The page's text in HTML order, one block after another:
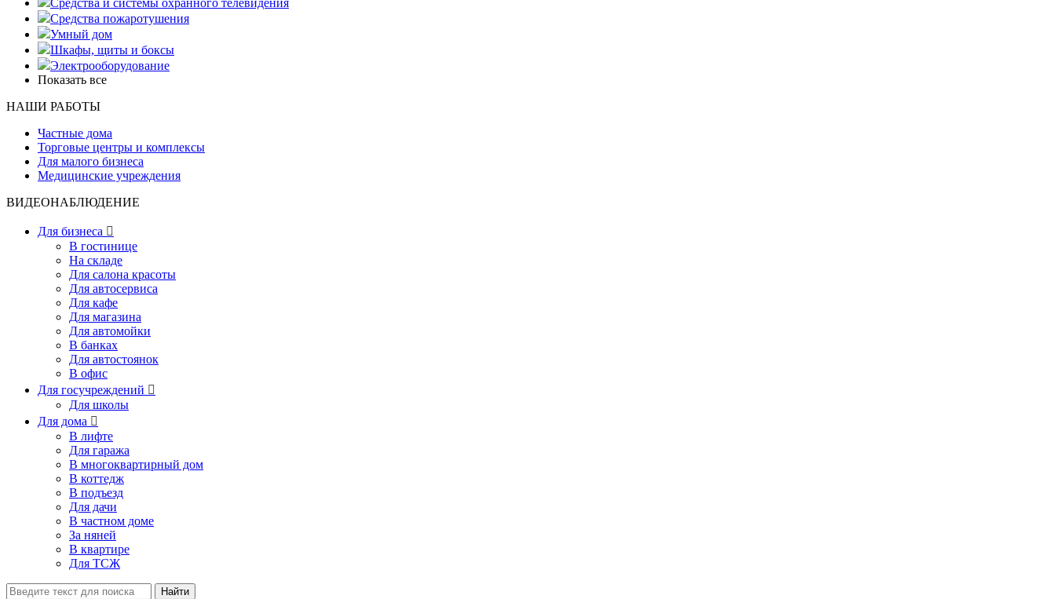
Средства и системы охранного телевидения
Средства пожаротушения
Умный дом
Шкафы, щиты и боксы
Электрооборудование
Показать все
НАШИ РАБОТЫ
Частные дома
Торговые центры и комплексы
Для малого бизнеса
Медицинские учреждения
ВИДЕОНАБЛЮДЕНИЕ
Для бизнеса 
В гостинице
На складе
Для салона красоты
Для автосервиса
Для кафе
Для магазина
Для автомойки
В банках
Для автостоянок
В офис
Для госучреждений 
Для школы
Для дома 
В лифте
Для гаража
В многоквартирный дом
В коттедж
В подъезд
Для дачи
В частном доме
За няней
В квартире
Для ТСЖ
Найти